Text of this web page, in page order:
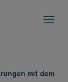
mit dem